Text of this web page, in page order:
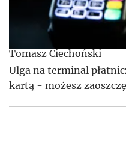
Tomasz Ciechoński
Ulga na terminal
kartą - możesz